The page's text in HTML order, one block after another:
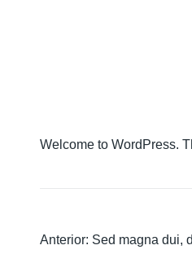
Welcome to WordPress.
Anterior: Sed magna dui,